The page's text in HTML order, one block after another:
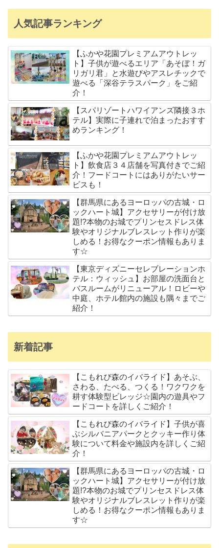
人気記事ランキング
【ふかや花園プレミアムアウトレッ
ト】子供が遊べるエリア「あそぼ！ガ
リガリ君」と水遊びやアスレチックで
遊べる「深谷テラスパーク」をご紹
介！
【スパリゾートハワイアンズ隣接３ホ
テル】実際に子連れで泊まったおすす
めランキング！
【ふかや花園プレミアムアウトレッ
ト】飲食店３４店舗を写真付きでご紹
介！フードコートにはありがたいサー
ビスも！
【群馬県にあるヨーロッパの古城・ロ
ックハート城】アクセサリーが付け放
題!?本物のお城でプリンセスドレス体
験やオリジナルブレスレット作りが楽
しめる！お得なクーポン情報もありま
す☆
【東京ディズニーセレブレーションホ
テル：ウィッシュ】お部屋の洗面台と
バスルームがリニューアル！ロビーや
中庭、ホテル館内の施設も隅々までご
紹介！
新着記事
【こもれび森のイバライド】あそぶ、
さわる、たべる、つくる！ワクワクを
耕す体験型ビレッジ☆園内の遊具やフ
ードコートを詳しくご紹介！
【こもれび森のイバライド】子供が喜
ぶシルバニアパークとクッキー作り体
験について料金や施設内を詳しくご紹
介！
【群馬県にあるヨーロッパの古城・ロ
ックハート城】アクセサリーが付け放
題!?本物のお城でプリンセスドレス体
験やオリジナルブレスレット作りが楽
しめる！お得なクーポン情報もありま
す☆